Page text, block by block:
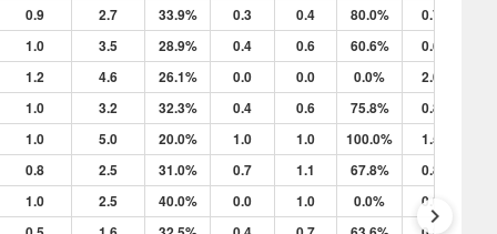
0.9 2.7 33.9% 0.3 0.4 80.0% 0.7
1.0 3.5 28.9% 0.4 0.6 60.6% 0.6
1.2 4.6 26.1% 0.0 0.0 0.0% 2.0
1.0 3.2 32.3% 0.4 0.6 75.8% 0.8
1.0 5.0 20.0% 1.0 1.0 100.0% 1.5
0.8 2.5 31.0% 0.7 1.1 67.8% 0.8
1.0 2.5 40.0% 0.0 1.0 0.0% 0.0
keyboard_arrow_right